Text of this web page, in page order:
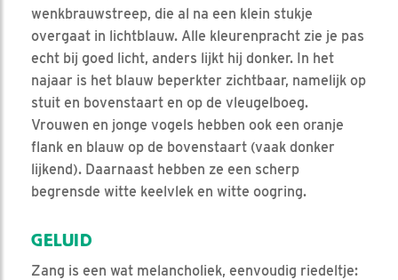
wenkbrauwstreep, die al na een klein stukje
overgaat in lichtblauw. Alle kleurenpracht zie je pas
echt bij goed licht, anders lijkt hij donker. In het
najaar is het blauw beperkter zichtbaar, namelijk op
stuit en bovenstaart en op de vleugelboeg.
Vrouwen en jonge vogels hebben ook een oranje
flank en blauw op de bovenstaart (vaak donker
lijkend). Daarnaast hebben ze een scherp
begrensde witte keelvlek en witte oogring.
GELUID
Zang is een wat melancholiek, eenvoudig riedeltje: